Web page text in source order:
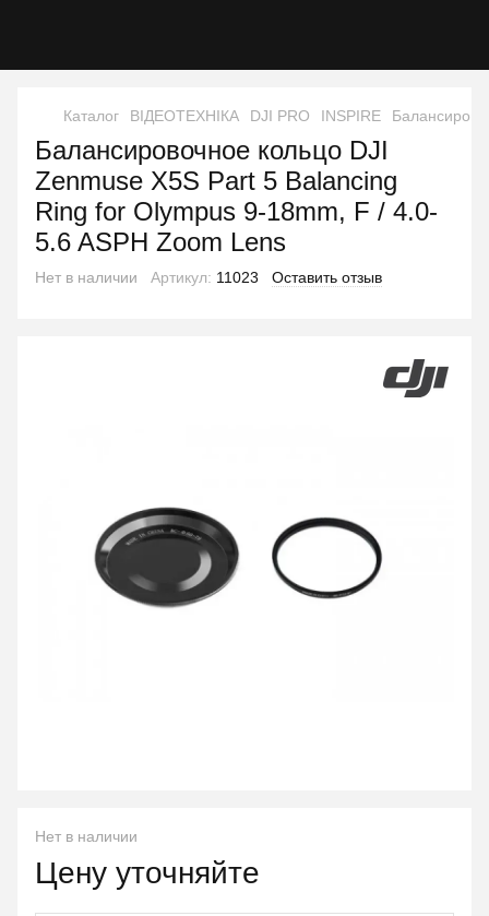
Каталог ВІДЕОТЕХНІКА DJI PRO INSPIRE
Балансировочное кольцо DJI
Zenmuse X5S Part 5 Balancing
Ring for Olympus 9-18mm, F / 4.0-
5.6 ASPH Zoom Lens
Нет в наличии Артикул: 11023 Оставить отзыв
Нет в наличии
Цену уточняйте